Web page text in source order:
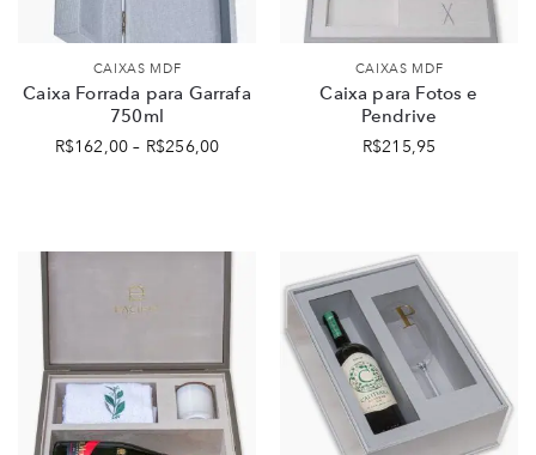
CAIXAS MDF
Caixa Forrada para Garrafa
750ml
R$162,00 – R$256,00
CAIXAS MDF
Caixa para Fotos e
Pendrive
R$215,95